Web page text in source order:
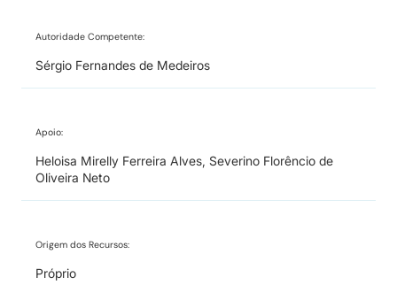
Autoridade Competente:
Sérgio Fernandes de Medeiros
Apoio:
Heloisa Mirelly Ferreira Alves, Severino Florêncio de
Oliveira Neto
Origem dos Recursos:
Próprio